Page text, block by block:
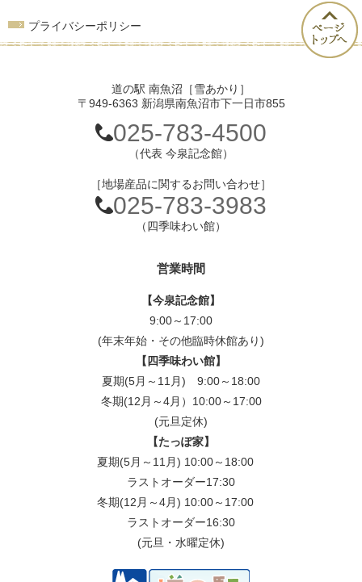
プライバシーポリシー
道の駅 南魚沼［雪あかり］
〒949-6363 新潟県南魚沼市下一日市855
025-783-4500
（代表 今泉記念館）
［地場産品に関するお問い合わせ］
025-783-3983
（四季味わい館）
営業時間
【今泉記念館】
9:00～17:00
(年末年始・その他臨時休館あり)
【四季味わい館】
夏期(5月～11月) 9:00～18:00
冬期(12月～4月）10:00～17:00
(元旦定休)
【たっぽ家】
夏期(5月～11月) 10:00～18:00
ラストオーダー17:30
冬期(12月～4月) 10:00～17:00
ラストオーダー16:30
(元旦・水曜定休)